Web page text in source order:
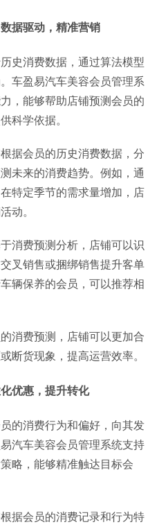
据驱动，精准营销
史消费数据，通过算法模型
车盈易汽车美容会员管理系
，能够帮助店铺预测会员的
科学依据。
根据会员的历史消费数据，分
未来的消费趋势。例如，通
特定季节的需求量增加，店
动。
于消费预测分析，店铺可以识
叉销售或捆绑销售提升客单
辆保养的会员，可以推荐相
消费预测，店铺可以更加合
断货现象，提高运营效率。
优惠，提升转化
的消费行为和偏好，向其发
汽车美容会员管理系统支持
略，能够精准触达目标会
根据会员的消费记录和行为特